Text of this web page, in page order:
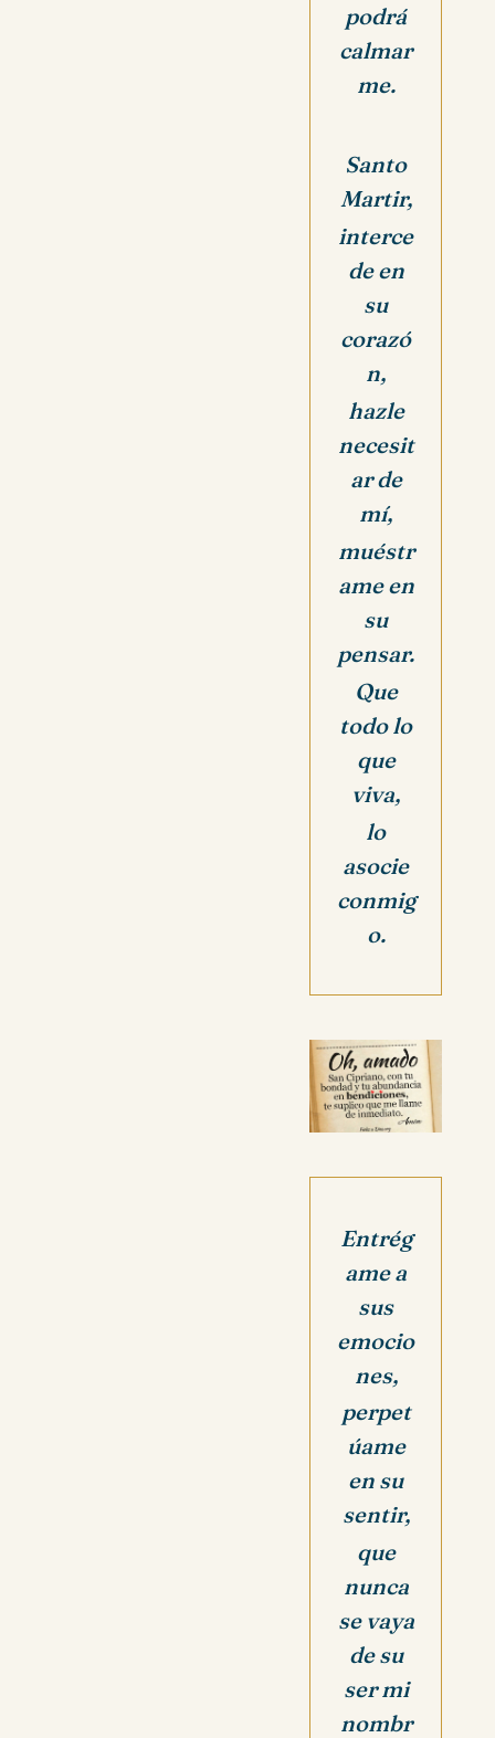
podrá
calmar
me.
Santo
Martir,
interce
de en
su
corazó
n,
hazle
necesit
ar de
mí,
muéstr
ame en
su
pensar.
Que
todo lo
que
viva,
lo
asocie
conmig
o.
Entrég
ame a
sus
emocio
nes,
perpet
úame
en su
sentir,
que
nunca
se vaya
de su
ser mi
nombr